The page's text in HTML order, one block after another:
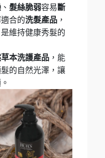
、 髮絲脆弱容易 斷
合的洗髮產品 ，
維持健康秀髮的
本洗護產品 ，能
的自然光澤，讓